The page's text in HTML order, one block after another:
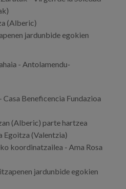
(Alberic)
jardunbide egokien
- Antolamendu-
Beneficencia Fundazioa
(Alberic) parte hartzea
Egoitza (Valentzia)
koordinatzailea - Ama Rosa
jardunbide egokien